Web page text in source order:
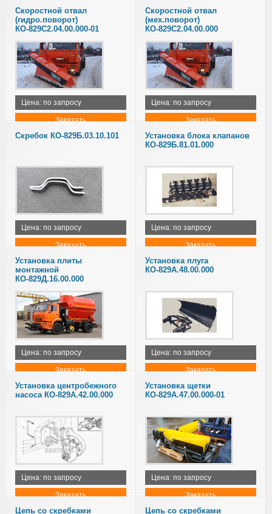
Скоростной отвал
(гидро.поворот)
КО-829С2.04.00.000-01
Цена: по запросу
Заказать
Скоростной отвал
(мех.поворот)
КО-829С2.04.00.000
Цена: по запросу
Заказать
Скребок КО-829Б.03.10.101
Цена: по запросу
Заказать
Установка блока клапанов
КО-829Б.81.01.000
Цена: по запросу
Заказать
Установка плиты
монтажной
КО-829Д.16.00.000
Цена: по запросу
Заказать
Установка плуга
КО-829А.48.00.000
Цена: по запросу
Заказать
Установка центробежного
насоса КО-829А.42.00.000
Цена: по запросу
Заказать
Установка щетки
КО-829А.47.00.000-01
Цена: по запросу
Заказать
Цепь со скребками
Цепь со скребками